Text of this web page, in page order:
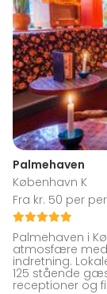
Palmehaven
København K
Fra kr. 50 per
Palmehaven i
atmosfære
indretning.
125 stående
receptioner og